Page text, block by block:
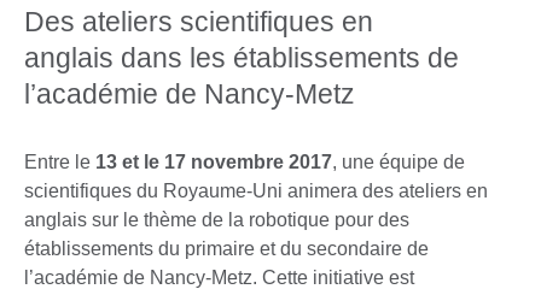
Des ateliers scientifiques en
anglais dans les établissements de
l’académie de Nancy-Metz
Entre le 13 et le 17 novembre 2017, une équipe de
scientifiques du Royaume-Uni animera des ateliers en
anglais sur le thème de la robotique pour des
établissements du primaire et du secondaire de
l’académie de Nancy-Metz. Cette initiative est